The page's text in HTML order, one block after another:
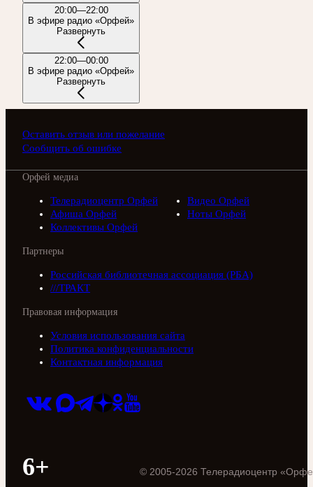
20:00—22:00
В эфире радио «Орфей»
Развернуть
22:00—00:00
В эфире радио «Орфей»
Развернуть
Оставить отзыв или пожелание
Сообщить об ошибке
Орфей медиа
Телерадиоцентр Орфей
Видео Орфей
Афиша Орфей
Ноты Орфей
Коллективы Орфей
Партнеры
Российская библиотечная ассоциация (РБА)
///ТРАКТ
Правовая информация
Условия использования сайта
Политика конфиденциальности
Контактная информация
6+ © 2005-2026 Телерадиоцентр